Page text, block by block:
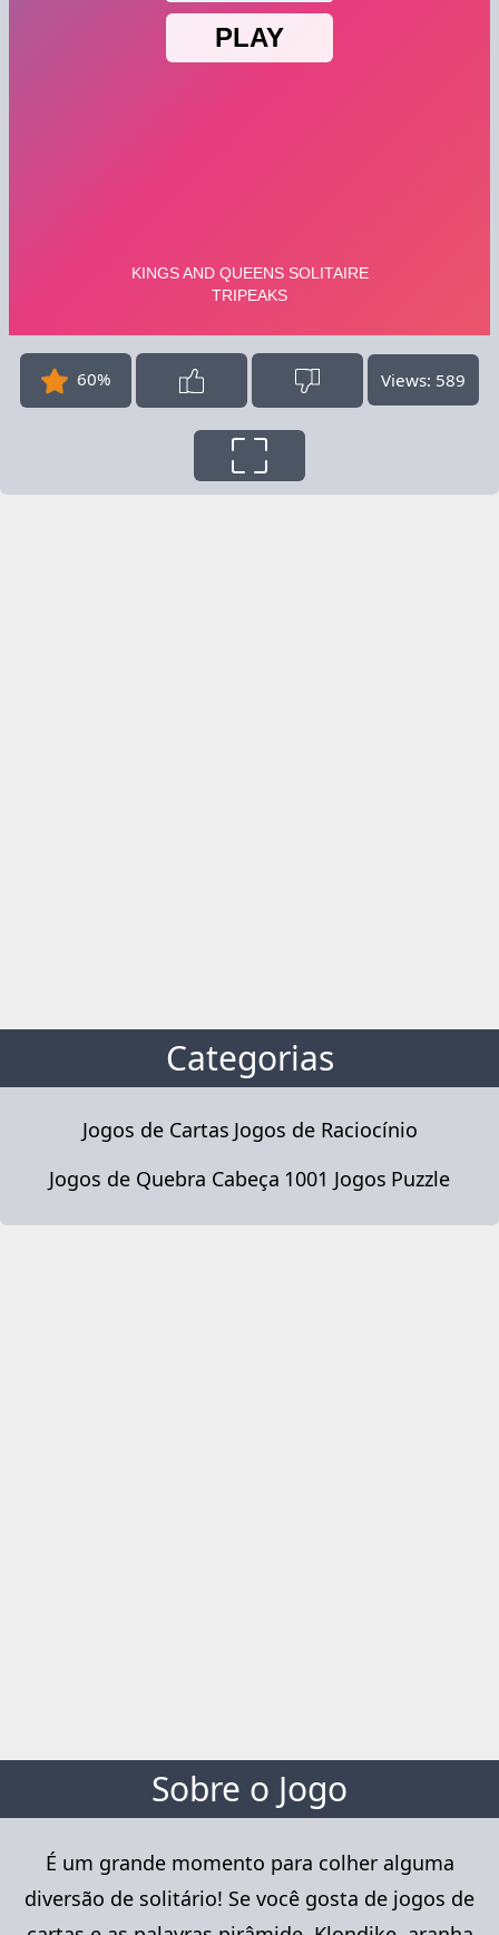
60% Views: 589
Categorias
Jogos de Cartas Jogos de Raciocínio
Jogos de Quebra Cabeça 1001 Jogos Puzzle
Sobre o Jogo
É um grande momento para colher alguma
diversão de solitário! Se você gosta de jogos de